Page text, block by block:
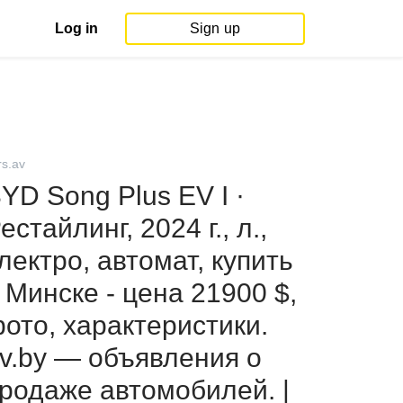
Log in Sign up
Song Plus EV I ·
2024 г., л.,
автомат, купить
Минске - цена 21900 $,
характеристики.
— объявления о
автомобилей. |